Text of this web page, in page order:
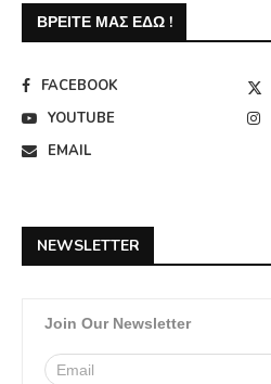
ΒΡΕΊΤΕ ΜΑΣ ΕΔΏ !
FACEBOOK
YOUTUBE
EMAIL
NEWSLETTER
Join Our Newsletter